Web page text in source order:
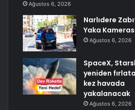
Ağustos 6, 2026
Narlıdere
Yaka
Ağustos 6, 2026
SpaceX,
yeniden
kez havada
yakalanacak
Ağustos 6, 2026